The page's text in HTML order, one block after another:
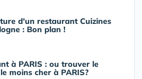
d'un restaurant Cuizines
: Bon plan !
à PARIS : ou trouver le
moins cher à PARIS?